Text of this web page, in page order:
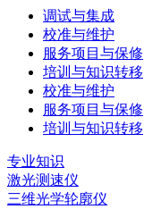
调试与集成
校准与维护
服务项目与保修
培训与知识转移
校准与维护
服务项目与保修
培训与知识转移
专业知识
激光测速仪
三维光学轮廓仪